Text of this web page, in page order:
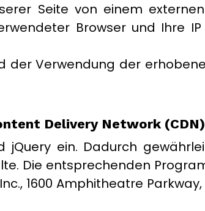
Seite von einem
Browser und Ihre
der Verwendung der
Delivery Network (CDN)
ein. Dadurch
Die entsprechenden
1600 Amphitheatre Parkway,